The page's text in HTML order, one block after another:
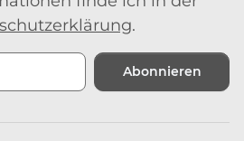
.
Abonnieren